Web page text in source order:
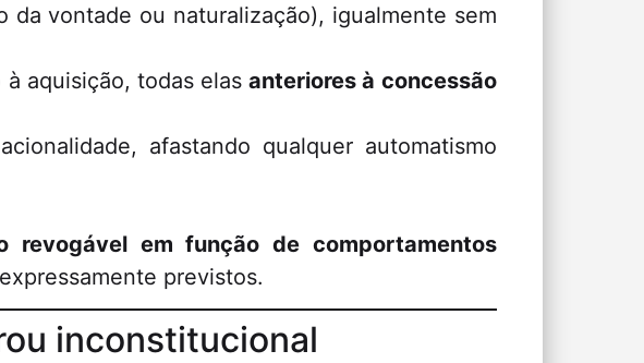
vontade ou naturalização), igualmente sem
aquisição, todas elasanteriores à concessão
afastando qualquer automatismo
revogável em função de comportamentos
previstos.
inconstitucional